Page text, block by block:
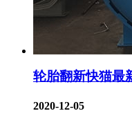
轮胎翻新快猫最
2020-12-05